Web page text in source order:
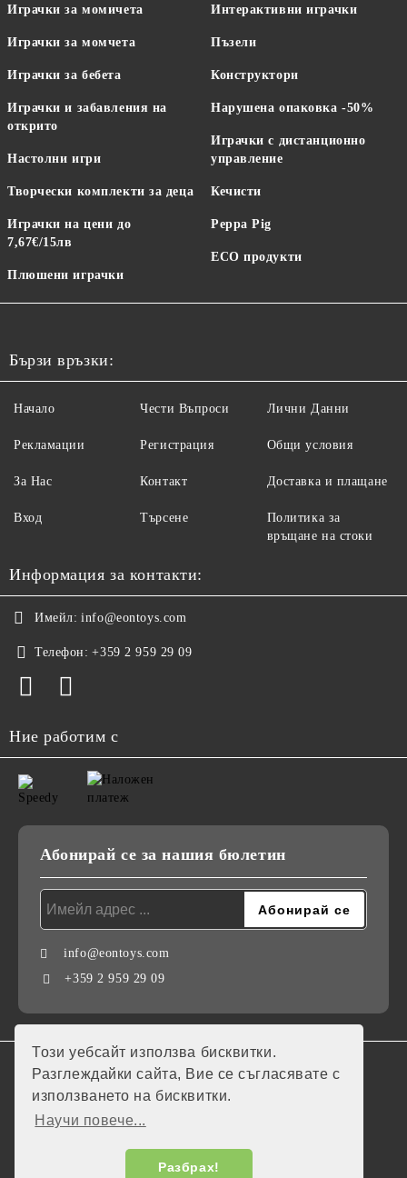
Този уебсайт използва бисквитки.
Разглеждайки сайта, Вие се съгласявате с
използването на бисквитки.
Научи повече...
Разбрах!
Играчки за момичета
Играчки за момчета
Играчки за бебета
Играчки и забавления на
открито
Настолни игри
Творчески комплекти за деца
Играчки на цени до
7,67€/15лв
Плюшени играчки
Интерактивни играчки
Пъзели
Конструктори
Нарушена опаковка -50%
Играчки с дистанционно
управление
Кечисти
Peppa Pig
ECO продукти
Бързи връзки:
Начало
Рекламации
За Нас
Вход
Чести Въпроси
Регистрация
Контакт
Търсене
Лични Данни
Общи условия
Доставка и плащане
Политика за
връщане на стоки
Информация за контакти:
Имейл: info@eontoys.com
Телефон: +359 2 959 29 09
Ние работим с
Абонирай се за нашия бюлетин
info@eontoys.com
+359 2 959 29 09
GDPR
Нашият онлайн магазин е 100% съобразен с GDPR.